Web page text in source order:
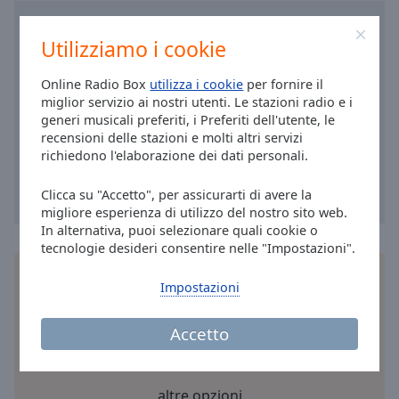
Utilizziamo i cookie
Online Radio Box utilizza i cookie per fornire il
miglior servizio ai nostri utenti. Le stazioni radio e i
generi musicali preferiti, i Preferiti dell'utente, le
recensioni delle stazioni e molti altri servizi
richiedono l'elaborazione dei dati personali.
Clicca su "Accetto", per assicurarti di avere la
migliore esperienza di utilizzo del nostro sito web.
In alternativa, puoi selezionare quali cookie o
tecnologie desideri consentire nelle "Impostazioni".
Accetto
Impostazioni
Opacity
per il tuo smartphone e ascolta le tue stazioni
radio online preferite – ovunque ti trovi!